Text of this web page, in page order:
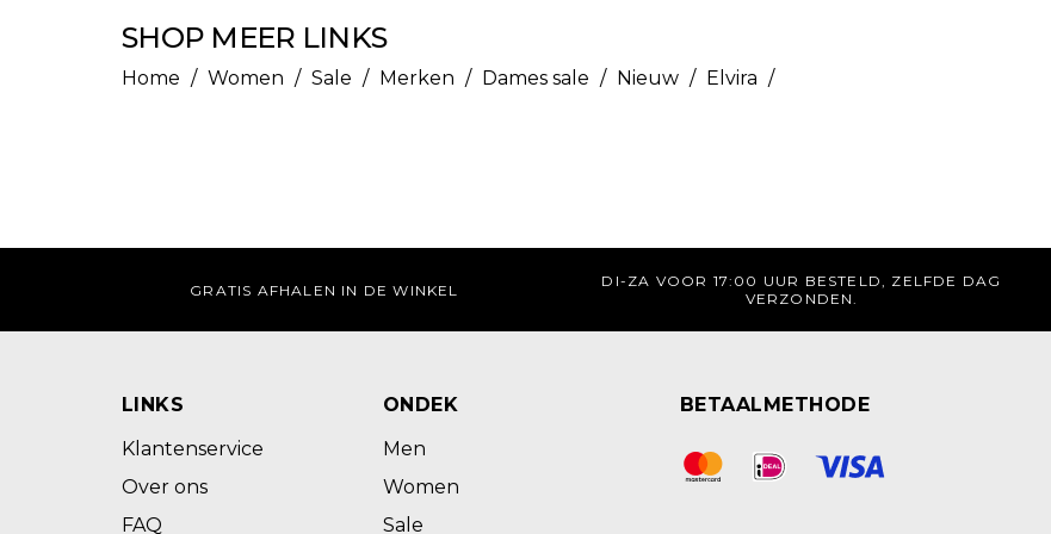
SHOP MEER LINKS
Home / Women / Sale / Merken / Dames sale / Nieuw / Elvira /
GRATIS AFHALEN IN DE WINKEL
DI-ZA VOOR 17:00 UUR BESTELD, ZELFDE DAG
VERZONDEN.
LINKS
Klantenservice
Over ons
FAQ
ONDEK
Men
Women
Sale
BETAALMETHODE